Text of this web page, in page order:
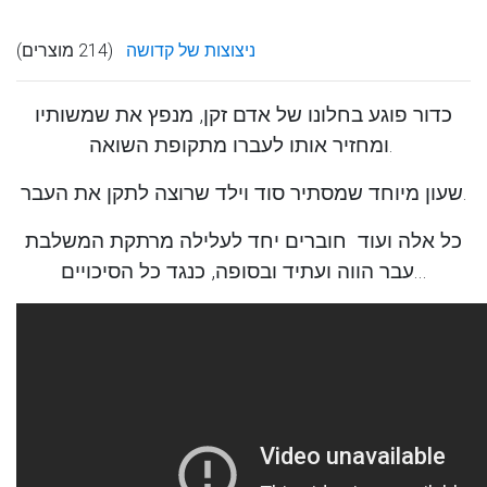
ניצוצות של קדושה (214 מוצרים)
כדור פוגע בחלונו של אדם זקן, מנפץ את שמשותיו
ומחזיר אותו לעברו מתקופת השואה.
שעון מיוחד שמסתיר סוד וילד שרוצה לתקן את העבר.
כל אלה ועוד חוברים יחד לעלילה מרתקת המשלבת
עבר הווה ועתיד ובסופה, כנגד כל הסיכויים...